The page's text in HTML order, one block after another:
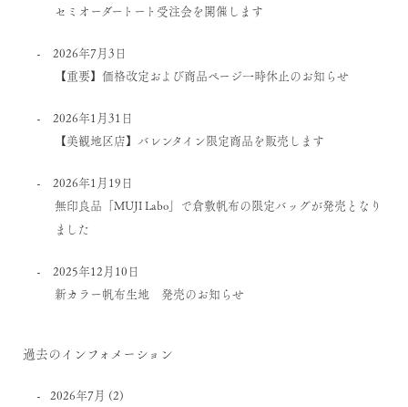
セミオーダートート受注会を開催します
2026年7月3日
【重要】価格改定および商品ページ一時休止のお知らせ
2026年1月31日
【美観地区店】バレンタイン限定商品を販売します
2026年1月19日
無印良品「MUJI Labo」で倉敷帆布の限定バッグが発売となり
ました
2025年12月10日
新カラー帆布生地 発売のお知らせ
過去のインフォメーション
2026年7月 (2)